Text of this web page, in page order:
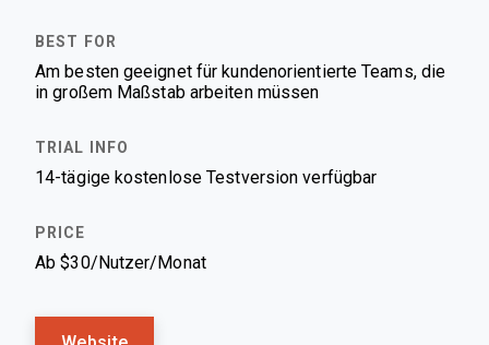
Am besten geeignet für kundenorientierte Teams, die
in großem Maßstab arbeiten müssen
14-tägige kostenlose Testversion verfügbar
Ab $30/Nutzer/Monat